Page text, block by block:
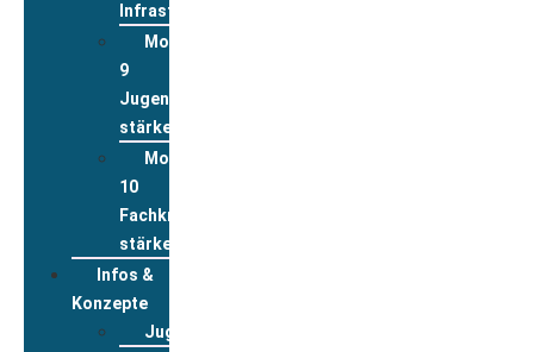
Infrastrukturen
Modul
9
Jugend
stärken
Modul
10
Fachkräfte
stärken
Infos &
Konzepte
Jugendwohnkonzepte